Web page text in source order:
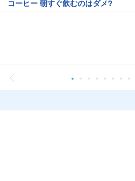
コーヒー 朝すぐ飲むのはダメ?